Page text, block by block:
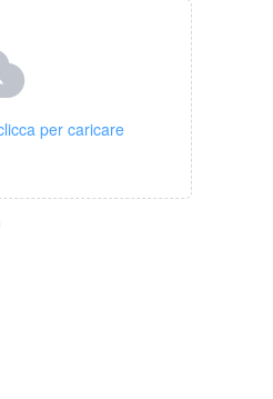
per caricare